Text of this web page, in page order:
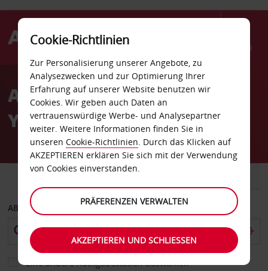
Menü
AvisAutovermietung
Yogyakarta Innenstadt
ABHOLEN VON
Eine andere Rückgabestation auswählen
Cookie-Richtlinien
Zur Personalisierung unserer Angebote, zu
Analysezwecken und zur Optimierung Ihrer
Erfahrung auf unserer Website benutzen wir
Cookies. Wir geben auch Daten an
vertrauenswürdige Werbe- und Analysepartner
weiter. Weitere Informationen finden Sie in
unseren Cookie-Richtlinien. Durch das Klicken auf
AKZEPTIEREN erklären Sie sich mit der Verwendung
von Cookies einverstanden.
PRÄFERENZEN VERWALTEN
AKZEPTIEREN UND SCHLIESSEN